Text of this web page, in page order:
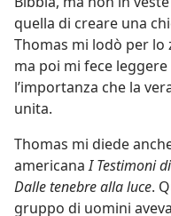
quella di creare una
Thomas mi lodò per lo
ma poi mi fece leggere
l’importanza che la
unita.
Thomas mi diede
americanaI Testimoni
Dalle tenebre alla luce.
gruppo di uomini